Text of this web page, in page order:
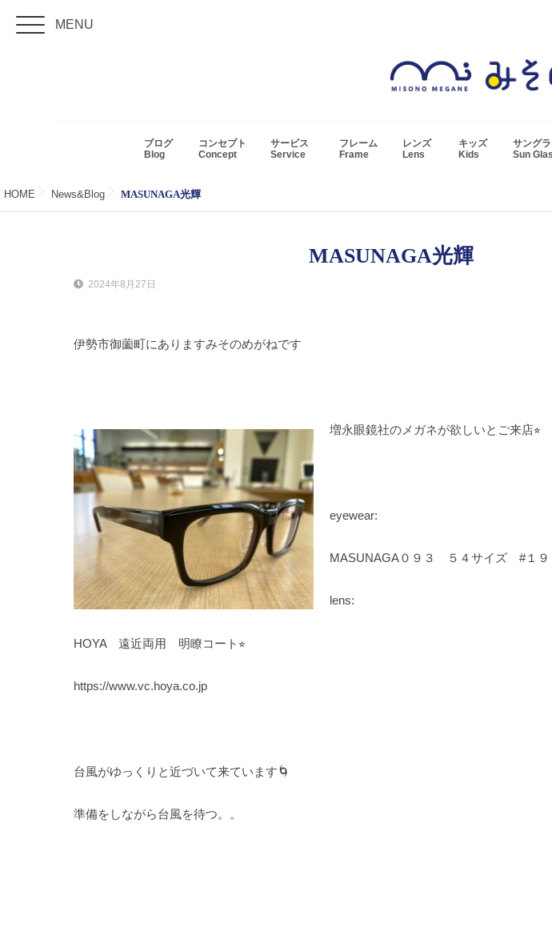
MENU
ブログ
Blog
コンセプト
Concept
サービス
Service
フレーム
Frame
レンズ
Lens
キッズ
Kids
サング
Sun
HOME News&Blog MASUNAGA光輝
MASUNAGA光輝
2024年8月27日
伊勢市御薗町にありますみそのめがねです
増永眼鏡社のメガネが欲しいとご来店⭐︎
eyewear:
MASUNAGA０９３ ５４サイズ #１９
lens:
HOYA 遠近両用 明瞭コート⭐︎
https://www.vc.hoya.co.jp
台風がゆっくりと近づいて来ています🌀
準備をしながら台風を待つ。。